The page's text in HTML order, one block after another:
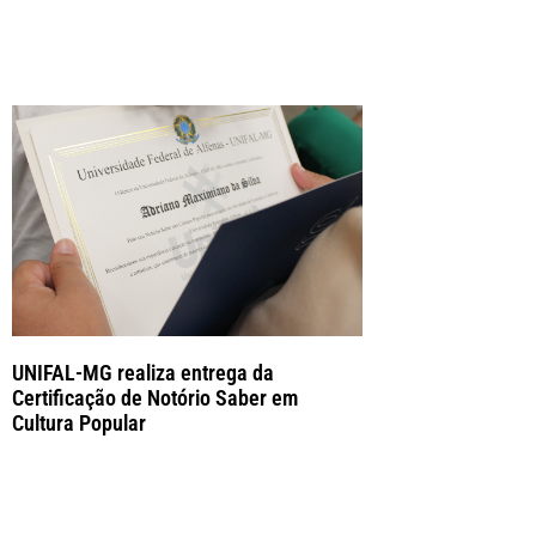
UNIFAL-MG realiza entrega da
Certificação de Notório Saber em
Cultura Popular